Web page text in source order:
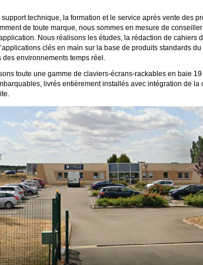
support technique, la formation et le service après vente des
de toute marque, nous sommes en mesure de
Nous réalisons les études, la rédaction de cahiers
clés en main sur la base de produits standards
des environnements temps réel.
toute une gamme de claviers-écrans-rackables en baie
livrés entièrement installés avec intégration de la